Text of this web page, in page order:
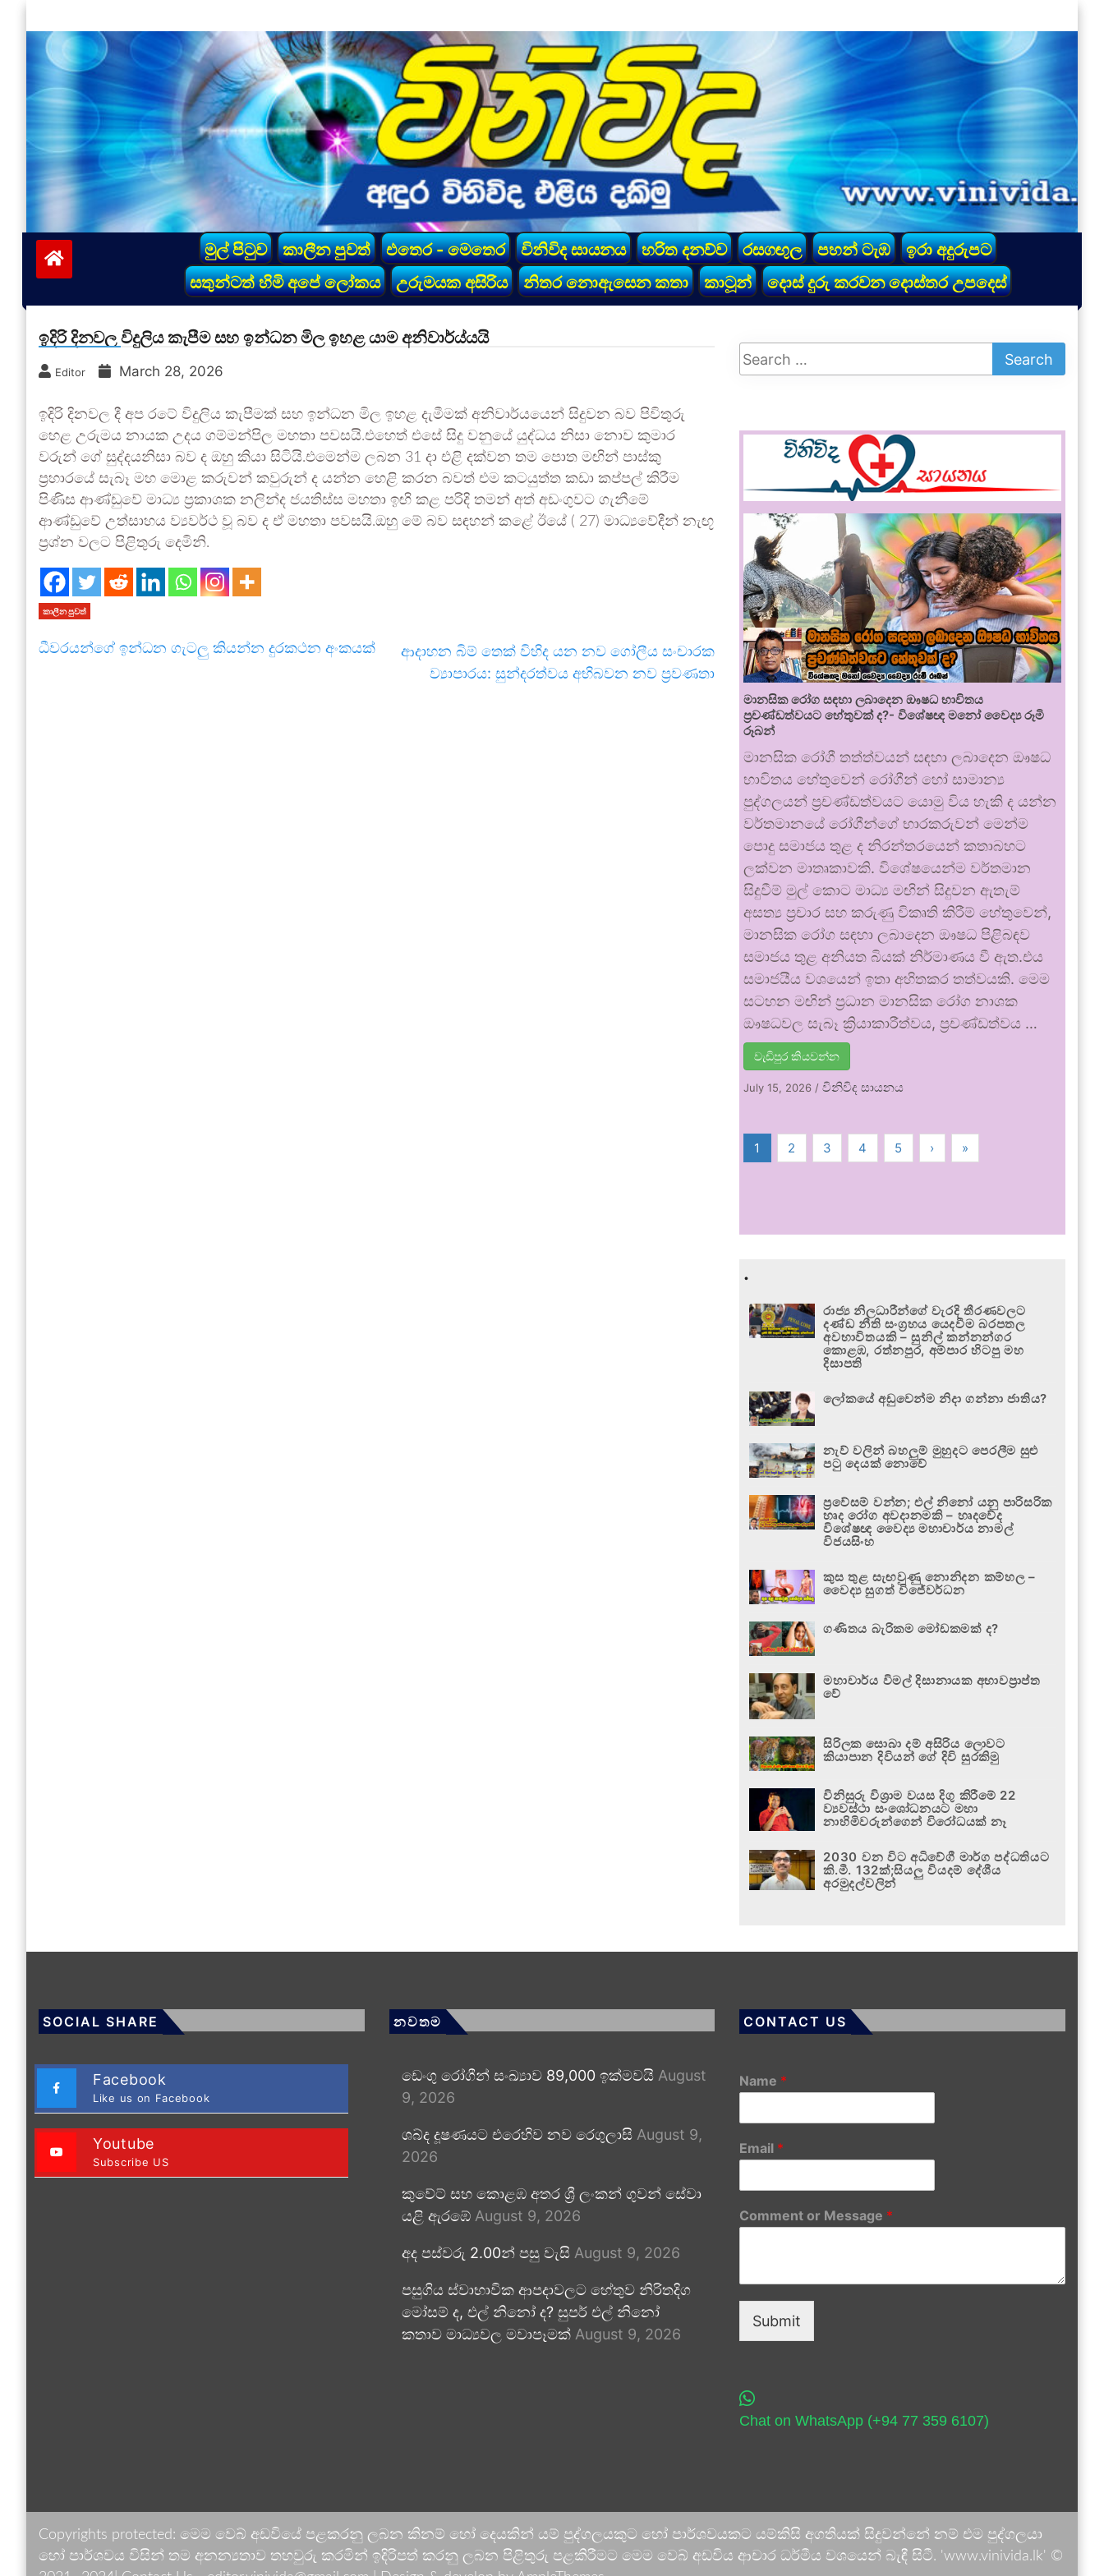
to
content
vinivida.lk
මුල් පිටුව කාලීන පුවත් එතෙර - මෙතෙර විනිවිද සායනය හරිත දනව්ව රසගඟුල පහන් ටැඹ
ඉරා අදුරුපට
සතුන්ටත් හිමි අපේ ලෝකය
උරුමයක අසිරිය නිතර නොඇසෙන කතා කාටූන් දොස් දුරු කරවන දොස්තර උපදෙස්
ඉදිරි දිනවල විදුලිය කැපීම සහ ඉන්ධන මිල ඉහළ යාම අනිවාර්ය්යයි
Editor March 28, 2026
ඉදිරි දිනවල දී අප රටේ විදුලිය කැපීමක් සහ ඉන්ධන මිල ඉහළ දැමීමක් අනිවාර්යයෙන් සිදුවන බව පිවිතුරු
හෙළ උරුමය නායක උදය ගම්මන්පිල මහතා පවසයි.එහෙත් එසේ සිදු වනුයේ යුද්ධය නිසා නොව කුමාර
වරුන් ගේ සුද්දයනිසා බව ද ඔහු කියා සිටියි.එමෙන්ම ලබන 31 දා එළි දක්වන තම පොත මඟින් පාස්කු
ප්‍රහාරයේ සැබෑ මහ මොළ කරුවන් කවුරුන් ද යන්න හෙළි කරන බවත් එම කටයුත්ත කඩා කප්පල් කිරීම
පිණිස ආණ්ඩුවේ මාධ්‍ය ප්‍රකාශක නලින්ද ජයතිස්ස මහතා ඉඟි කළ පරිදි තමන් අත් අඩංගුවට ගැනීමේ
ආණ්ඩුවේ උත්සාහය ව්‍යවර්ථ වූ බව ද ඒ මහතා පවසයි.ඔහු මේ බව සඳහන් කළේ ඊයේ ( 27) මාධ්‍යවේදීන් නැඟූ
ප්‍රශ්න වලට පිළිතුරු දෙමිනි.
කාලීන පුවත්
ධීවරයන්ගේ ඉන්ධන ගැටලු කියන්න දුරකථන අංකයක්
ආදාහන බිම් තෙක් විහිද යන නව ගෝලීය සංචාරක
ව්‍යාපාරය: සුන්දරත්වය අභිබවන නව ප්‍රවණතා
මානසික රෝග සඳහා ලබාදෙන ඖෂධ භාවිතය
ප්‍රචණ්ඩත්වයට හේතුවක් ද?- විශේෂඥ මනෝ වෛද්‍ය රූමි
රූබන්
මානසික රෝගී තත්ත්වයන් සඳහා ලබාදෙන ඖෂධ
භාවිතය හේතුවෙන් රෝගීන් හෝ සාමාන්‍ය
පුද්ගලයන් ප්‍රචණ්ඩත්වයට යොමු විය හැකි ද යන්න
වර්තමානයේ රෝගීන්ගේ භාරකරුවන් මෙන්ම
පොදු සමාජය තුළ ද නිරන්තරයෙන් කතාබහට
ලක්වන මාතෘකාවකි. විශේෂයෙන්ම වර්තමාන
සිදුවීම් මුල් කොට මාධ්‍ය මඟින් සිදුවන ඇතැම්
අසත්‍ය ප්‍රචාර සහ කරුණු විකෘති කිරීම් හේතුවෙන්,
මානසික රෝග සඳහා ලබාදෙන ඖෂධ පිළිබඳව
සමාජය තුළ අනියත බියක් නිර්මාණය වී ඇත.එය
සමාජයීය වශයෙන් ඉතා අහිතකර තත්වයකි. මෙම
සටහන මඟින් ප්‍රධාන මානසික රෝග නාශක
ඖෂධවල සැබෑ ක්‍රියාකාරීත්වය, ප්‍රචණ්ඩත්වය …
වැඩිපුර කියවන්න
July 15, 2026 /විනිවිද සායනය
1 2 3 4 5 › »
.
රාජ්‍ය නිලධාරීන්ගේ වැරදි තීරණවලට
දණ්ඩ නීති සංග්‍රහය යෙදවීම බරපතල
අවභාවිතයකි – සුනිල් කන්නන්ගර
කොළඹ, රත්නපුර, අම්පාර හිටපු මහ
දිසාපති
ලෝකයේ අඩුවෙන්ම නිදා ගන්නා ජාතිය?
නැව් වලින් බහලුම් මුහුදට පෙරලීම සුළු
පටු දෙයක් නොවේ
ප්‍රවේසම් වන්න; එල් නිනෝ යනු පාරිසරික
හෘද රෝග අවදානමකි – හෘදවේද
විශේෂඥ වෛද්‍ය මහාචාර්ය නාමල්
විජයසිංහ
කුස තුළ සැඟවුණු නොනිදන කම්හල –
වෛද්‍ය සුගත් විජේවර්ධන
ගණිතය බැරිකම මෝඩකමක් ද?
මහාචාර්ය විමල් දිසානායක අභාවප්‍රාප්ත
වේ
සිරිලක සොබා දම් අසිරිය ලොවට
කියාපාන දිවියන් ගේ දිවි සුරකිමු
විනිසුරු විශ්‍රාම වයස දිගු කිරීමේ 22
ව්‍යවස්ථා සංශෝධනයට මහා
නාහිමිවරුන්ගෙන් විරෝධයක් නෑ
2030 වන විට අධිවේගී මාර්ග පද්ධතියට
කි.මී. 132ක්;සියලු වියදම් දේශීය
අරමුදල්වලින්
SOCIAL SHARE
Facebook
Like us on Facebook
Youtube
Subscribe US
නවතම
ඩෙංගු රෝගීන් සංඛ්‍යාව 89,000 ඉක්මවයි August
9, 2026
ශබ්ද දූෂණයට එරෙහිව නව රෙගුලාසි August 9,
2026
කුවේට් සහ කොළඹ අතර ශ්‍රී ලංකන් ගුවන් සේවා
යළි ඇරඹේ August 9, 2026
අද පස්වරු 2.00න් පසු වැසි August 9, 2026
පසුගිය ස්වාභාවික ආපදාවලට හේතුව නිරිතදිග
මෝසම් ද, එල් නිනෝ ද? සුපර් එල් නිනෝ
කතාව මාධ්‍යවල මවාපෑමක් August 9, 2026
CONTACT US
Name *
Email *
Comment or Message *
Submit
Chat on WhatsApp (+94 77 359 6107)
Copyrights protected: මෙම වෙබ් අඩවියේ පළකරනු ලබන කිනම් හෝ දෙයකින් යම් පුද්ගලයකුට හෝ පාර්ශවයකට යම්කිසි අගතියක් සිදුවන්නේ නම් එම පුද්ගලයා
හෝ පාර්ශවය විසින් තම අනන්‍යතාව තහවුරු කරමින් ඉදිරිපත් කරනු ලබන පිළිතුරු පළකිරීමට මෙම වෙබ් අඩවිය ආචාර ධර්මීය වශයෙන් බැඳී සිටී. 'www.vinivida.lk' ©